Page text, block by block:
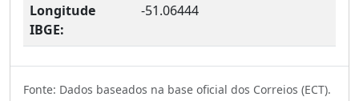
Longitude
IBGE:
-51.06444
Fonte: Dados baseados na base oficial dos Correios (ECT).